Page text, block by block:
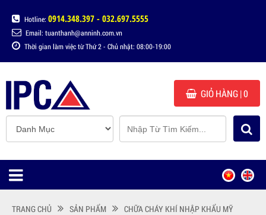
Hotline: 0914.348.397 - 032.697.5555
Email: tuanthanh@anninh.com.vn
Thời gian làm việc từ Thứ 2 - Chủ nhật: 08:00-19:00
GIỎ HÀNG| 0
TRANG CHỦ SẢN PHẨM
CHỮA CHÁY KHÍ NHẬP KHẨU MỸ